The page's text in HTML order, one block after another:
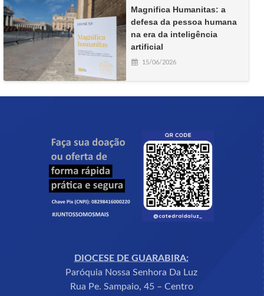
Magnifica Humanitas: a
defesa da pessoa humana
na era da inteligência
artificial
15/06/2026
DIOCESE DE GUARABIRA:
Paróquia Nossa Senhora Da Luz
Rua Pe. Sampaio, 45 – Centro